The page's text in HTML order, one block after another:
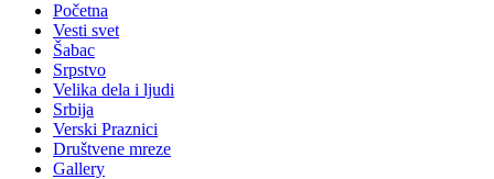
Početna
Vesti svet
Šabac
Srpstvo
Velika dela i ljudi
Srbija
Verski Praznici
Društvene mreze
Gallery